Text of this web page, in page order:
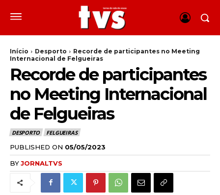
Início Desporto
Recorde de participantes no Meeting
Internacional de Felgueiras
Recorde de participantes
no Meeting Internacional
de Felgueiras
DESPORTO FELGUEIRAS
PUBLISHED ON 05/05/2023
BYJORNALTVS